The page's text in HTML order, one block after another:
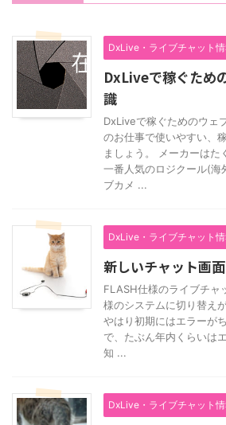
DxLive・ライブチャット
DxLiveで稼ぐため
識
DxLiveで稼ぐためのウェ
のお仕事で使いやすい、
ましょう。 メーカーは
一番人気のロジクール(海
ブカメ ...
DxLive・ライブチャット
新しいチャット画
FLASH仕様のライブチ
様のシステムに切り替え
やはり初期にはエラーが
で、たぶん年内くらいは
知 ...
DxLive・ライブチャット